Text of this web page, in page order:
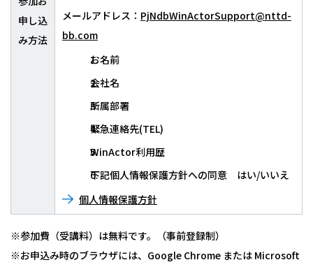
申し込
み方法
メールアドレス： PjNdbWinActorSupport@nttd-
bb.com
お名前
会社名
所属部署
緊急連絡先(TEL)
WinActor利用歴
下記個人情報保護方針への同意 はい/いいえ
個人情報保護方針
※参加費（受講料）は無料です。（事前登録制）
※お申込み時のブラウザには、Google Chrome または Microsoft